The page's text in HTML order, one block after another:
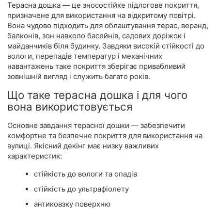
Терасна дошка — це зносостійке підлогове покриття,
призначене для використання на відкритому повітрі.
Вона чудово підходить для облаштування терас, веранд,
балконів, зон навколо басейнів, садових доріжок і
майданчиків біля будинку. Завдяки високій стійкості до
вологи, перепадів температур і механічних
навантажень таке покриття зберігає привабливий
зовнішній вигляд і служить багато років.
Що таке терасна дошка і для чого
вона використовується
Основне завдання терасної дошки — забезпечити
комфортне та безпечне покриття для використання на
вулиці. Якісний декінг має низку важливих
характеристик:
стійкість до вологи та опадів
стійкість до ультрафіолету
антиковзку поверхню